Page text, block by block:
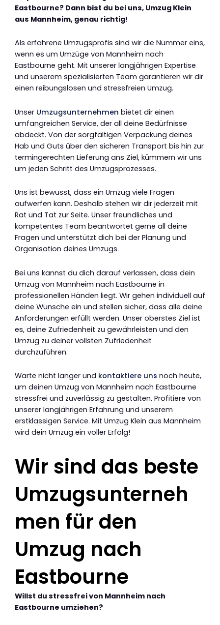
Eastbourne? Dann bist du bei uns, Umzug Klein
aus Mannheim, genau richtig!
Als erfahrene Umzugsprofis sind wir die Nummer eins,
wenn es um Umzüge von Mannheim nach
Eastbourne geht. Mit unserer langjährigen Expertise
und unserem spezialisierten Team garantieren wir dir
einen reibungslosen und stressfreien Umzug.
Unser Umzugsunternehmen bietet dir einen
umfangreichen Service, der all deine Bedürfnisse
abdeckt. Von der sorgfältigen Verpackung deines
Hab und Guts über den sicheren Transport bis hin zur
termingerechten Lieferung ans Ziel, kümmern wir uns
um jeden Schritt des Umzugsprozesses.
Uns ist bewusst, dass ein Umzug viele Fragen
aufwerfen kann. Deshalb stehen wir dir jederzeit mit
Rat und Tat zur Seite. Unser freundliches und
kompetentes Team beantwortet gerne all deine
Fragen und unterstützt dich bei der Planung und
Organisation deines Umzugs.
Bei uns kannst du dich darauf verlassen, dass dein
Umzug von Mannheim nach Eastbourne in
professionellen Händen liegt. Wir gehen individuell auf
deine Wünsche ein und stellen sicher, dass alle deine
Anforderungen erfüllt werden. Unser oberstes Ziel ist
es, deine Zufriedenheit zu gewährleisten und den
Umzug zu deiner vollsten Zufriedenheit
durchzuführen.
Warte nicht länger und kontaktiere uns noch heute,
um deinen Umzug von Mannheim nach Eastbourne
stressfrei und zuverlässig zu gestalten. Profitiere von
unserer langjährigen Erfahrung und unserem
erstklassigen Service. Mit Umzug Klein aus Mannheim
wird dein Umzug ein voller Erfolg!
Wir sind das beste
Umzugsunterneh
men für den
Umzug nach
Eastbourne
Willst du stressfrei von Mannheim nach
Eastbourne umziehen?